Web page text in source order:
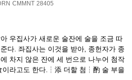
CMMNT 28405
우집사가 새로운 술잔에 술을 조금 따
다. 좌집사는 이것을 받아, 종헌자가 종
차지 않은 잔에 세 번으로 나누어 첨작
이라고도 한다.┆添 더할 첨┆酌 술 부을